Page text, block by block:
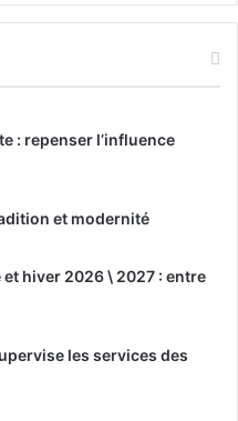
: repenser l’influence
et modernité
hiver 2026 \ 2027 : entre
les services des